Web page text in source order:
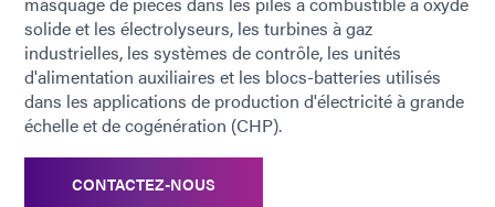
solide et les électrolyseurs, les turbines à gaz
industrielles, les systèmes de contrôle, les unités
d'alimentation auxiliaires et les blocs-batteries utilisés
dans les applications de production d'électricité à grande
échelle et de cogénération (CHP).
CONTACTEZ-NOUS